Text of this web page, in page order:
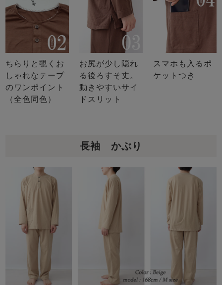
ちらりと覗くお
しゃれなテープ
のワンポイント
（全色同色）
お尻が少し隠れ
る後ろすそ丈。
動きやすいサイ
ドスリット
スマホも入るポ
ケットつき
長袖 かぶり